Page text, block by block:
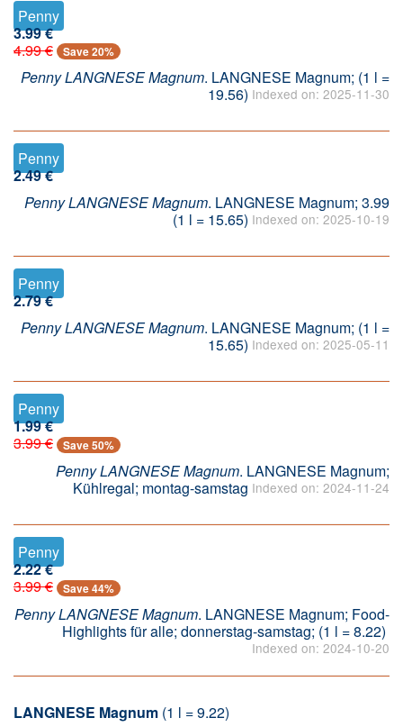
Penny
3.99 €
4.99 €
Save 20%
Penny LANGNESE Magnum. LANGNESE Magnum; (1 l =
19.56) Indexed on: 2025-11-30
Penny
2.49 €
Penny LANGNESE Magnum. LANGNESE Magnum; 3.99
(1 l = 15.65) Indexed on: 2025-10-19
Penny
2.79 €
Penny LANGNESE Magnum. LANGNESE Magnum; (1 l =
15.65) Indexed on: 2025-05-11
Penny
1.99 €
3.99 €
Save 50%
Penny LANGNESE Magnum. LANGNESE Magnum;
Kühlregal; montag-samstag Indexed on: 2024-11-24
Penny
2.22 €
3.99 €
Save 44%
Penny LANGNESE Magnum. LANGNESE Magnum; Food-
Highlights für alle; donnerstag-samstag; (1 l = 8.22)
Indexed on: 2024-10-20
LANGNESE Magnum (1 l = 9.22)